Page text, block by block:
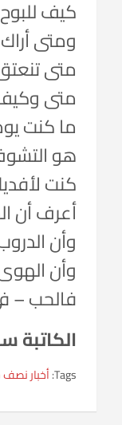
كيف
ومتى
متى
متى
ما كنت
هو
كنت
أعرف أن
وأن
وأن
فالحب –
Tags: أخبار